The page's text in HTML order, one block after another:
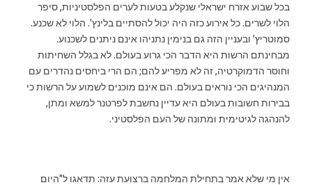
בכל שבוע אזרח ישראלי שנקלע בטעות לערים הפלסטיניות, סיפר
הלוי לשרים. כל אירוע כזה היה יכול להסתיים בלינץ'. הלוי לא שכנע.
סמוטריץ' ובעניין הזה גם בנימין נתניהו אינם ניתנים לשכנוע.
מבחינתם הרשות היא הדבר הכי גרוע בעולם. לא בגלל השחיתות
וחוסר הדמוקרטיה, זה לא מפריע להם; הם הרי ביחסים נהדרים עם
המנהיגים הכי נוראים בעולם. הם אינם מוכנים לשמוע על הרשות כי
בבירות חשובות בעולם היא עדיין נחשבת לפרטנר למשא ומתן,
להנהגה לגיטימית ומתונה של העם הפלסטיני.
אין מי שלא אמר בתחילת המלחמה ברצועת עזה: תדאגו ל"היום